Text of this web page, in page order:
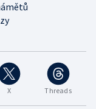
X Threads